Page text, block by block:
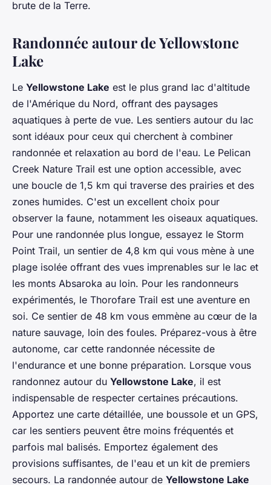
brute de la Terre.
Randonnée autour de Yellowstone
Lake
Le Yellowstone Lake est le plus grand lac d'altitude
de l'Amérique du Nord, offrant des paysages
aquatiques à perte de vue. Les sentiers autour du lac
sont idéaux pour ceux qui cherchent à combiner
randonnée et relaxation au bord de l'eau. Le Pelican
Creek Nature Trail est une option accessible, avec
une boucle de 1,5 km qui traverse des prairies et des
zones humides. C'est un excellent choix pour
observer la faune, notamment les oiseaux aquatiques.
Pour une randonnée plus longue, essayez le Storm
Point Trail, un sentier de 4,8 km qui vous mène à une
plage isolée offrant des vues imprenables sur le lac et
les monts Absaroka au loin. Pour les randonneurs
expérimentés, le Thorofare Trail est une aventure en
soi. Ce sentier de 48 km vous emmène au cœur de la
nature sauvage, loin des foules. Préparez-vous à être
autonome, car cette randonnée nécessite de
l'endurance et une bonne préparation. Lorsque vous
randonnez autour du Yellowstone Lake, il est
indispensable de respecter certaines précautions.
Apportez une carte détaillée, une boussole et un GPS,
car les sentiers peuvent être moins fréquentés et
parfois mal balisés. Emportez également des
provisions suffisantes, de l'eau et un kit de premiers
secours. La randonnée autour de Yellowstone Lake